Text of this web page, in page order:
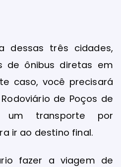
dessas três cidades,
de ônibus diretas em
caso, você precisará
de Poços de
transporte por
ir ao destino final.
fazer a viagem de